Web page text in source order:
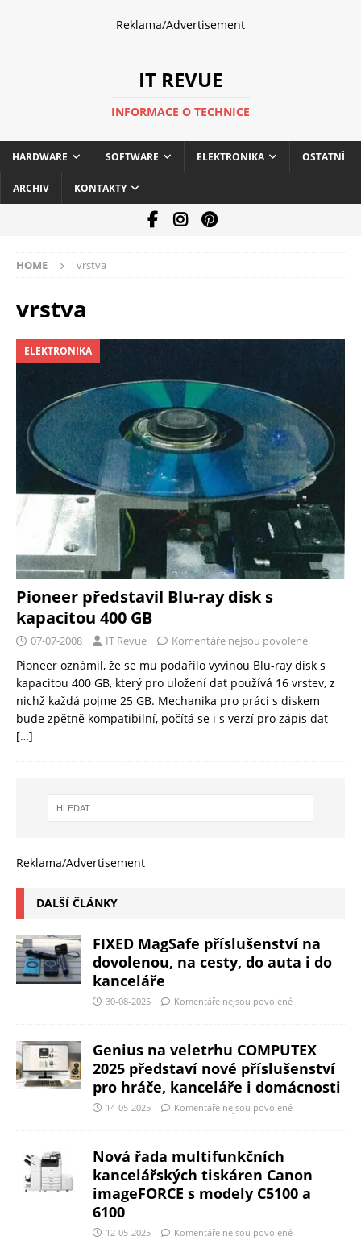
Reklama/Advertisement
IT REVUE
INFORMACE O TECHNICE
HARDWARE SOFTWARE ELEKTRONIKA OSTATNÍ
ARCHIV KONTAKTY
HOME vrstva
vrstva
ELEKTRONIKA
Pioneer představil Blu-ray disk s
kapacitou 400 GB
07-07-2008 IT Revue Komentáře nejsou povolené
Pioneer oznámil, že se mu podařilo vyvinou Blu-ray disk s
kapacitou 400 GB, který pro uložení dat používá 16 vrstev, z
nichž každá pojme 25 GB. Mechanika pro práci s diskem
bude zpětně kompatibilní, počítá se i s verzí pro zápis dat
[…]
Reklama/Advertisement
DALŠÍ ČLÁNKY
FIXED MagSafe příslušenství na
dovolenou, na cesty, do auta i do
kanceláře
30-08-2025 Komentáře nejsou povolené
Genius na veletrhu COMPUTEX
2025 představí nové příslušenství
pro hráče, kanceláře i domácnosti
14-05-2025 Komentáře nejsou povolené
Nová řada multifunkčních
kancelářských tiskáren Canon
imageFORCE s modely C5100 a
6100
12-05-2025 Komentáře nejsou povolené